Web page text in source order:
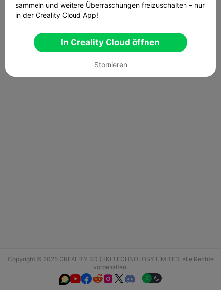
Copyright © 2025 CREALITY 3D (HK) TECHNOLOGY LIMITED. Alle Rechte
vorbehalten.
  
sammeln und weitere Überraschungen freizuschalten – nur
in der Creality Cloud App!
In Creality Cloud öffnen
Stornieren